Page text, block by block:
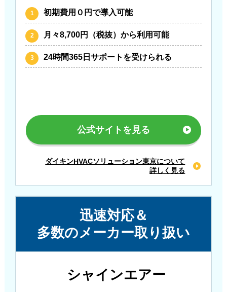
初期費用０円で導入可能
月々8,700円（税抜）から利用可能
24時間365日サポートを受けられる
公式サイトを見る
ダイキンHVACソリューション東京について
詳しく見る
迅速対応＆
多数のメーカー取り扱い
シャインエアー